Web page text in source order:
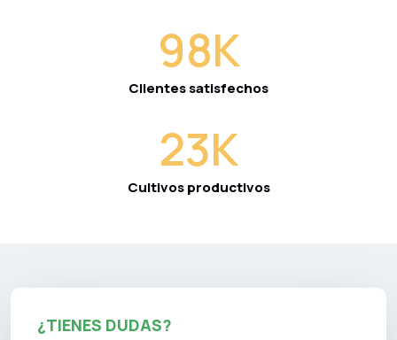
98K
Clientes satisfechos
23K
Cultivos productivos
¿TIENES DUDAS?